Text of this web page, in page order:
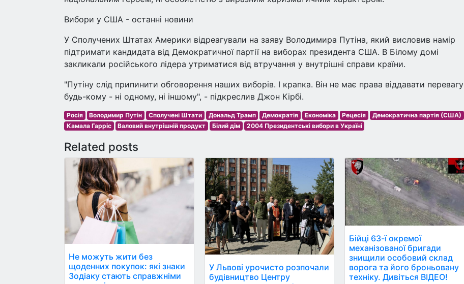
Вибори у США - останні новини
У Сполучених Штатах Америки відреагували на заяву Володимира Путіна, який висловив намір
підтримати кандидата від Демократичної партії на виборах президента США. В Білому домі
закликали російського лідера утриматися від втручання у внутрішні справи країни.
"Путіну слід припинити обговорення наших виборів. І крапка. Він не має права віддавати перевагу
будь-кому - ні одному, ні іншому", - підкреслив Джон Кірбі.
Росія Володимир Путін Сполучені Штати Дональд Трамп Демократія Економіка Рецесія
Демократична партія (США)
Камала Гарріс
Валовий внутрішній продукт Білий дім 2004 Президентські вибори в Україні
Related posts
Не можуть жити без
щоденних покупок: які знаки
Зодіаку стають справжніми
У Львові урочисто розпочали
будівництво Центру
Бійці 63-ї окремої
механізованої бригади
знищили особовий склад
ворога та його броньовану
техніку. Дивіться ВІДЕО!